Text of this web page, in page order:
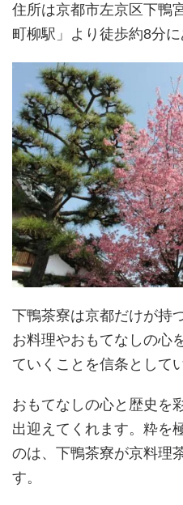
住所は京都市左京区下鴨
町柳駅」より徒歩約8分に
下鴨茶寮は京都だけが持
お料理やおもてなしの心
ていくことを信条として
おもてなしの心と歴史を
出迎えてくれます。粋を
のは、下鴨茶寮が京料理
す。